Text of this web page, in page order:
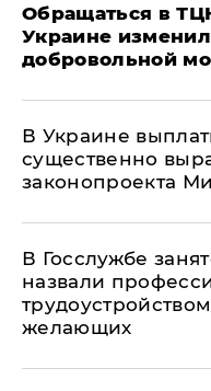
Обращаться в
Украине
добровольной
В Украине
существенно
законопроекта
В Госслужбе
назвали
желающих